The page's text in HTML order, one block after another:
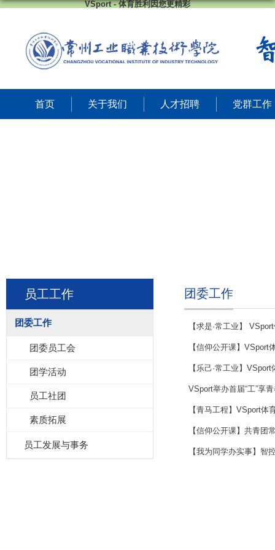
VSport - 体育胜利因您更精彩
首页 关于我们 人才招聘 党群工作
员工工作
团委工作
团委员工会
团学活动
员工社团
素质拓展
员工发展与事务
团委工作
【求是·常工业】
【信仰公开课】
【乐己·常工业】
VSport举办首届“工”享
【青马工程】VSport
【信仰公开课】共青团
【我为同学办实事】智